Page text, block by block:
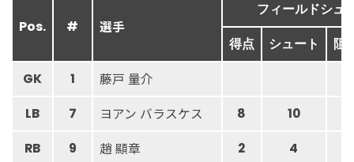
Pos. # 選手
フィールドシュ
得点 シュート 阻
GK 1 藤戸 量介
LB 7 ヨアン バラスケス 8 10
RB 9 趙 顯章 2 4